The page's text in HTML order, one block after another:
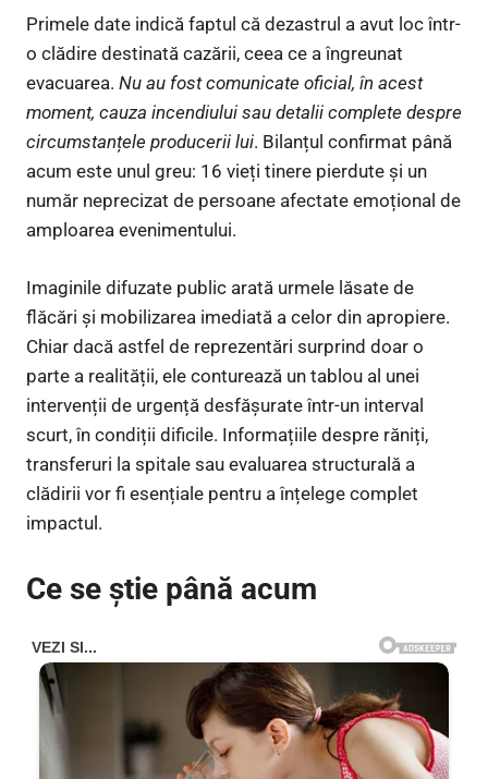
Primele date indică faptul că dezastrul a avut loc într-
o clădire destinată cazării, ceea ce a îngreunat
evacuarea. Nu au fost comunicate oficial, în acest
moment, cauza incendiului sau detalii complete despre
circumstanțele producerii lui. Bilanțul confirmat până
acum este unul greu: 16 vieți tinere pierdute și un
număr neprecizat de persoane afectate emoțional de
amploarea evenimentului.
Imaginile difuzate public arată urmele lăsate de
flăcări și mobilizarea imediată a celor din apropiere.
Chiar dacă astfel de reprezentări surprind doar o
parte a realității, ele conturează un tablou al unei
intervenții de urgență desfășurate într-un interval
scurt, în condiții dificile. Informațiile despre răniți,
transferuri la spitale sau evaluarea structurală a
clădirii vor fi esențiale pentru a înțelege complet
impactul.
Ce se știe până acum